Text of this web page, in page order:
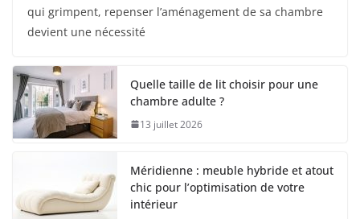
qui grimpent, repenser l’aménagement de sa chambre
devient une nécessité
Quelle taille de lit choisir pour une
chambre adulte ?
13 juillet 2026
Méridienne : meuble hybride et atout
chic pour l’optimisation de votre
intérieur